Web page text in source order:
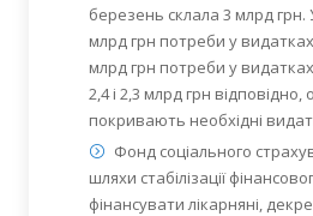
березень склала 3 млрд грн.
млрд грн потреби у
млрд грн потреби у
2,4 і 2,3 млрд грн
покривають необхідні
Фонд соціального
шляхи стабілізації
фінансувати лікарняні,